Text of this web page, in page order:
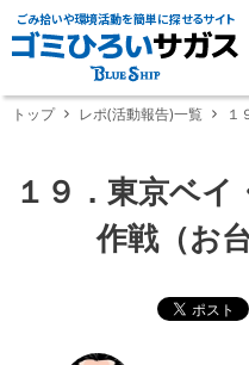
ごみ拾いや環境活動を簡単に探せるサイト
トップ レポ(活動報告)一覧 １
１９．東京ベ
作戦（お